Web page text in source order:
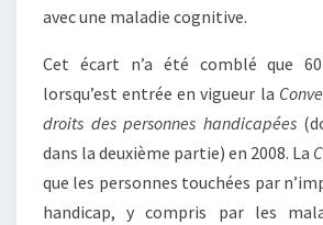
avec une maladie cognitive.
Cet écart n’a été comblé que
lorsqu’est entrée en vigueur la
droits des personnes handicapées
dans la deuxième partie) en 2008. La
que les personnes touchées par
handicap, y compris par les